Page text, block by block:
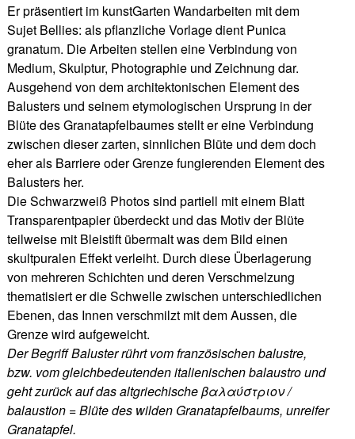
Er präsentiert im kunstGarten Wandarbeiten mit dem
Sujet Bellies: als pflanzliche Vorlage dient Punica
granatum. Die Arbeiten stellen eine Verbindung von
Medium, Skulptur, Photographie und Zeichnung dar.
Ausgehend von dem architektonischen Element des
Balusters und seinem etymologischen Ursprung in der
Blüte des Granatapfelbaumes stellt er eine Verbindung
zwischen dieser zarten, sinnlichen Blüte und dem doch
eher als Barriere oder Grenze fungierenden Element des
Balusters her.
Die Schwarzweiß Photos sind partiell mit einem Blatt
Transparentpapier überdeckt und das Motiv der Blüte
teilweise mit Bleistift übermalt was dem Bild einen
skultpuralen Effekt verleiht. Durch diese Überlagerung
von mehreren Schichten und deren Verschmelzung
thematisiert er die Schwelle zwischen unterschiedlichen
Ebenen, das Innen verschmilzt mit dem Aussen, die
Grenze wird aufgeweicht.
Der Begriff Baluster rührt vom französischen balustre,
bzw. vom gleichbedeutenden italienischen balaustro und
geht zurück auf das altgriechische βαλαύστριον /
balaustion = Blüte des wilden Granatapfelbaums, unreifer
Granatapfel.